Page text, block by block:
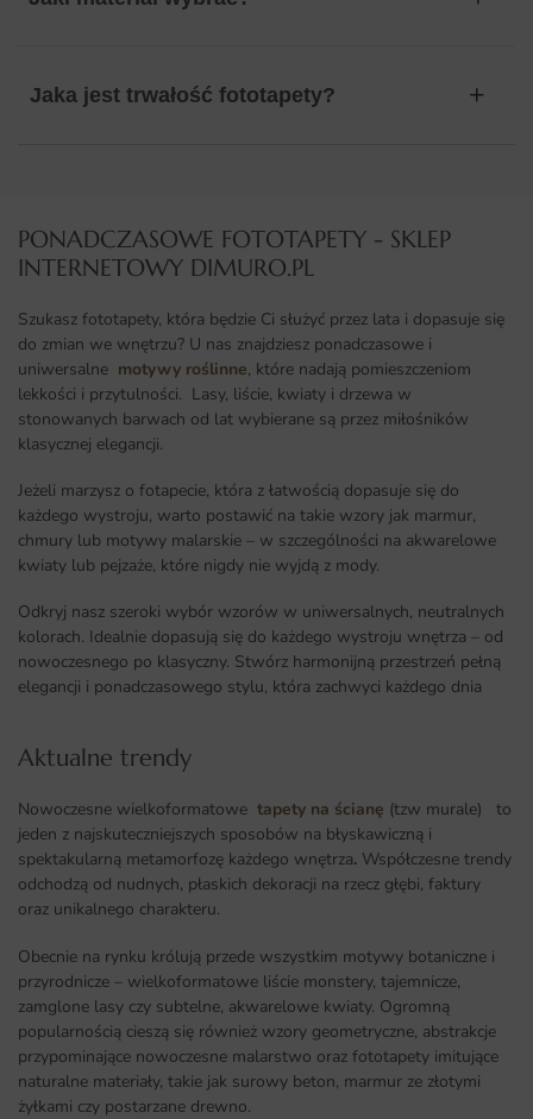
Jaka jest trwałość fototapety?
PONADCZASOWE FOTOTAPETY - SKLEP
INTERNETOWY DIMURO.PL​
Szukasz fototapety, która będzie Ci służyć przez lata i dopasuje się
do zmian we wnętrzu? U nas znajdziesz ponadczasowe i
uniwersalne motywy roślinne, które nadają pomieszczeniom
lekkości i przytulności. Lasy, liście, kwiaty i drzewa w
stonowanych barwach od lat wybierane są przez miłośników
klasycznej elegancji.
Jeżeli marzysz o fotapecie, która z łatwością dopasuje się do
każdego wystroju, warto postawić na takie wzory jak marmur,
chmury lub motywy malarskie – w szczególności na akwarelowe
kwiaty lub pejzaże, które nigdy nie wyjdą z mody.
Odkryj nasz szeroki wybór wzorów w uniwersalnych, neutralnych
kolorach. Idealnie dopasują się do każdego wystroju wnętrza – od
nowoczesnego po klasyczny. Stwórz harmonijną przestrzeń pełną
elegancji i ponadczasowego stylu, która zachwyci każdego dnia
Aktualne trendy​
Nowoczesne wielkoformatowe tapety na ścianę (tzw murale) to
jeden z najskuteczniejszych sposobów na błyskawiczną i
spektakularną metamorfozę każdego wnętrza. Współczesne trendy
odchodzą od nudnych, płaskich dekoracji na rzecz głębi, faktury
oraz unikalnego charakteru.
Obecnie na rynku królują przede wszystkim motywy botaniczne i
przyrodnicze – wielkoformatowe liście monstery, tajemnicze,
zamglone lasy czy subtelne, akwarelowe kwiaty. Ogromną
popularnością cieszą się również wzory geometryczne, abstrakcje
przypominające nowoczesne malarstwo oraz fototapety imitujące
naturalne materiały, takie jak surowy beton, marmur ze złotymi
żyłkami czy postarzane drewno.